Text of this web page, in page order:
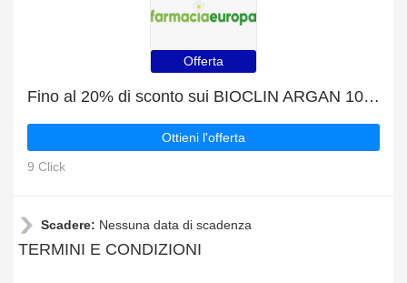
Offerta
Fino al 20% di sconto sui BIOCLIN ARGAN 100 ML SPECIAL PRICE | migliore offerta
Ottieni l'offerta
9 Click
Scadere: Nessuna data di scadenza
TERMINI E CONDIZIONI